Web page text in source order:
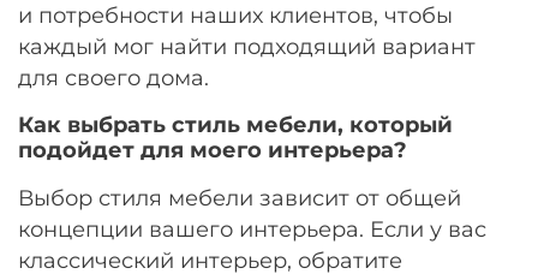
и потребности наших клиентов, чтобы
каждый мог найти подходящий вариант
для своего дома.
Как выбрать стиль мебели, который
подойдет для моего интерьера?
Выбор стиля мебели зависит от общей
концепции вашего интерьера. Если у вас
классический интерьер, обратите